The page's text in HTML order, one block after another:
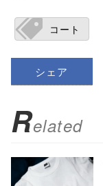
コート
シェア
Related